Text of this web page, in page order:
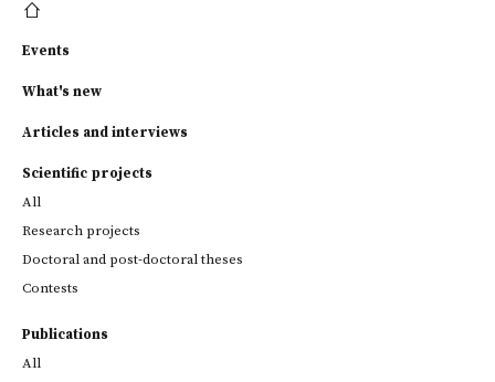
Events
What's new
Articles and interviews
Scientific projects
All
Research projects
Doctoral and post-doctoral theses
Contests
Publications
All